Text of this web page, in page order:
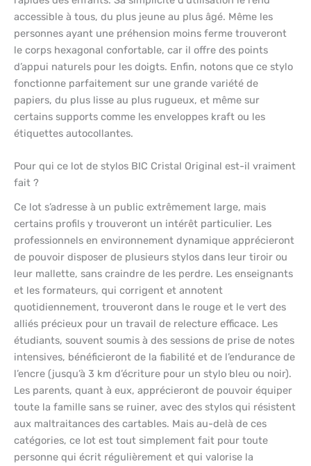
accessible à tous, du plus jeune au plus âgé. Même les
personnes ayant une préhension moins ferme trouveront
le corps hexagonal confortable, car il offre des points
d’appui naturels pour les doigts. Enfin, notons que ce stylo
fonctionne parfaitement sur une grande variété de
papiers, du plus lisse au plus rugueux, et même sur
certains supports comme les enveloppes kraft ou les
étiquettes autocollantes.
Pour qui ce lot de stylos BIC Cristal Original est-il vraiment
fait ?
Ce lot s’adresse à un public extrêmement large, mais
certains profils y trouveront un intérêt particulier. Les
professionnels en environnement dynamique apprécieront
de pouvoir disposer de plusieurs stylos dans leur tiroir ou
leur mallette, sans craindre de les perdre. Les enseignants
et les formateurs, qui corrigent et annotent
quotidiennement, trouveront dans le rouge et le vert des
alliés précieux pour un travail de relecture efficace. Les
étudiants, souvent soumis à des sessions de prise de notes
intensives, bénéficieront de la fiabilité et de l’endurance de
l’encre (jusqu’à 3 km d’écriture pour un stylo bleu ou noir).
Les parents, quant à eux, apprécieront de pouvoir équiper
toute la famille sans se ruiner, avec des stylos qui résistent
aux maltraitances des cartables. Mais au-delà de ces
catégories, ce lot est tout simplement fait pour toute
personne qui écrit régulièrement et qui valorise la